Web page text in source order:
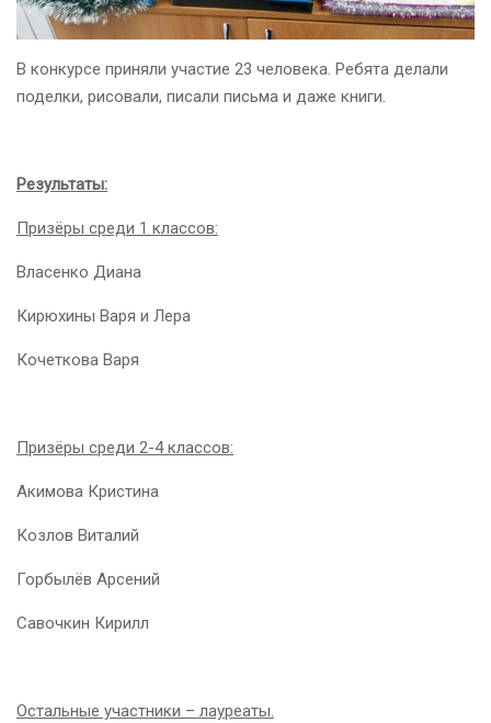
В конкурсе приняли участие 23 человека. Ребята делали
поделки, рисовали, писали письма и даже книги.
Результаты:
Призёры среди 1 классов:
Власенко Диана
Кирюхины Варя и Лера
Кочеткова Варя
Призёры среди 2-4 классов:
Акимова Кристина
Козлов Виталий
Горбылёв Арсений
Савочкин Кирилл
Остальные участники – лауреаты.